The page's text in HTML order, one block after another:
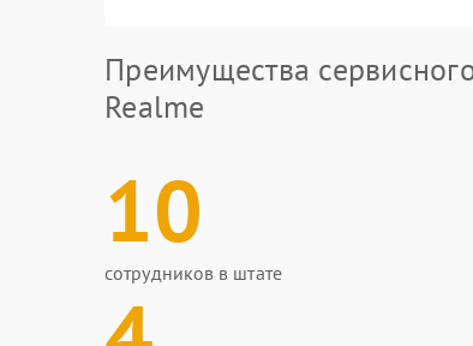
Преимущества
Realme
10
сотрудников в штате